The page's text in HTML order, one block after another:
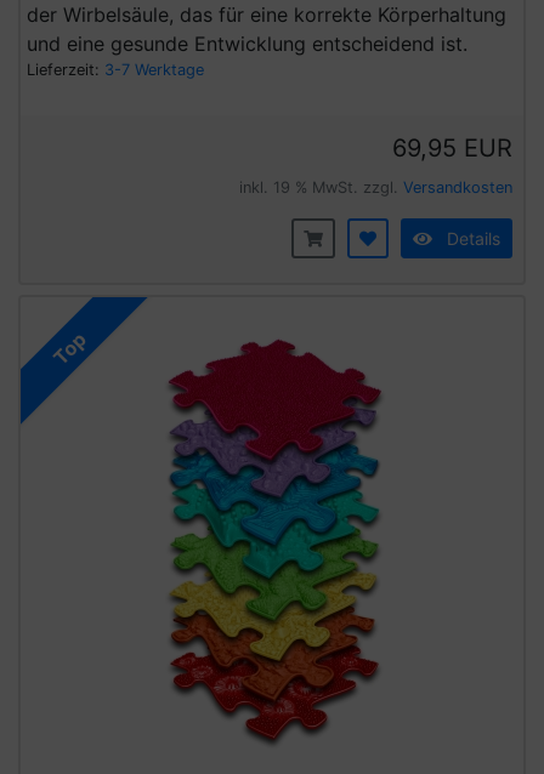
der Wirbelsäule, das für eine korrekte Körperhaltung
und eine gesunde Entwicklung entscheidend ist.
Lieferzeit: 3-7 Werktage
69,95 EUR
inkl. 19 % MwSt. zzgl. Versandkosten
Details
Top